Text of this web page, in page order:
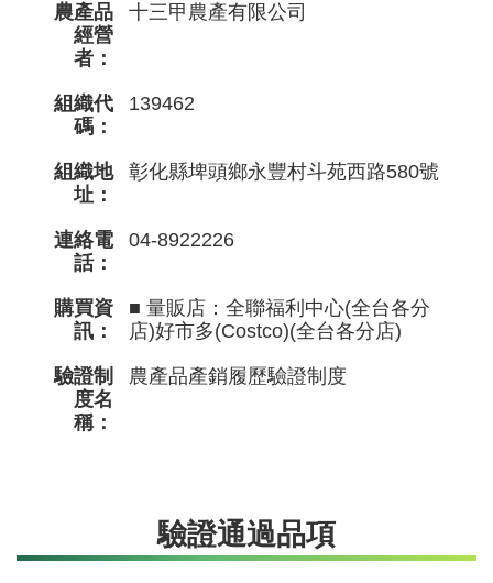
農產品
經營
者：
十三甲農產有限公司
組織代
碼：
139462
組織地
址：
彰化縣埤頭鄉永豐村斗苑西路580號
連絡電
話：
04-8922226
購買資
訊：
■ 量販店：全聯福利中心(全台各分
店)好市多(Costco)(全台各分店)
驗證制
度名
稱：
農產品產銷履歷驗證制度
驗證通過品項